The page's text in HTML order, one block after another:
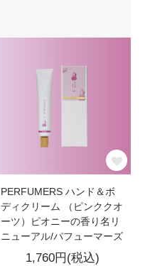
PERFUMERS ハンド＆ボ
ディクリーム （ピンククオ
ーツ）ピオニーの香り名リ
ニューアル/パフューマーズ
1,760円(税込)